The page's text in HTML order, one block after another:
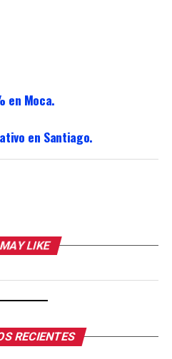
en Moca.
en Santiago.
LIKE
RECIENTES